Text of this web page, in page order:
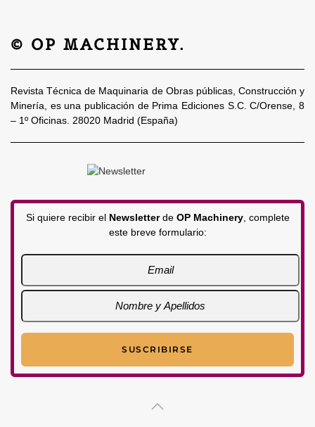
© OP MACHINERY.
Revista Técnica de Maquinaria de Obras públicas, Construcción y
Minería, es una publicación de Prima Ediciones S.C. C/Orense, 8
– 1º Oficinas. 28020 Madrid (España)
Si quiere recibir el Newsletterde OP Machinery, complete
este breve formulario: